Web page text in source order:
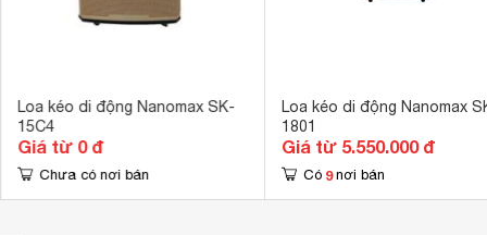
Loa kéo di động Nanomax SK-
15C4
Giá từ 0 đ
Chưa có nơi bán
Loa kéo di động Nanomax
1801
Giá từ 5.550.000 đ
Có 9 nơi bán